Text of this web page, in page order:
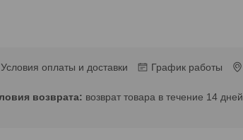
Условия оплаты и доставки График работы
возврат товара в течение 14 дней